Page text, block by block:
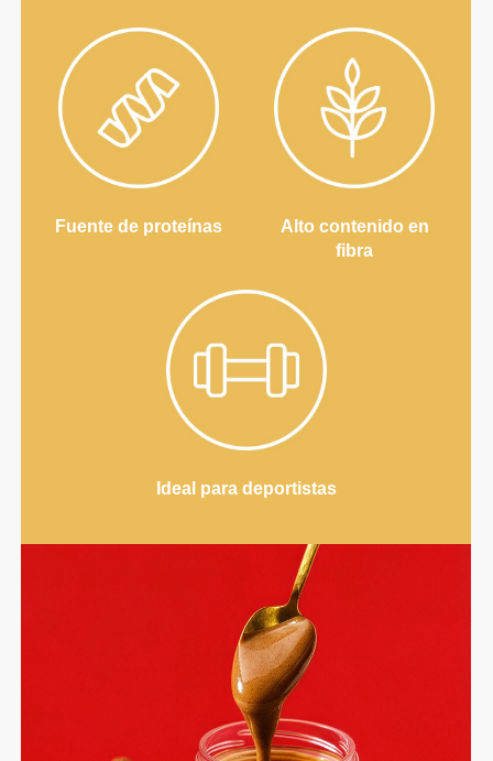
Fuente de proteínas
Alto contenido en
fibra
Ideal para deportistas